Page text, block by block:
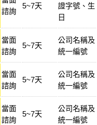
諮詢
5~7天
證字號、生
日
當面
諮詢
5~7天
公司名稱及
統一編號
當面
諮詢
5~7天
公司名稱及
統一編號
當面
諮詢
5~7天
公司名稱及
統一編號